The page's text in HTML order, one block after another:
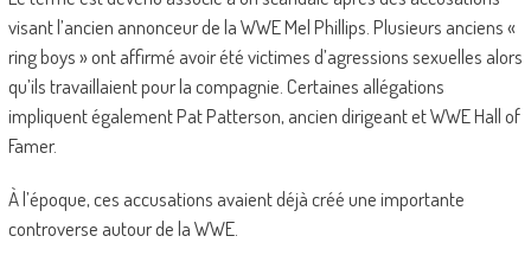
visant l’ancien annonceur de la WWE Mel Phillips. Plusieurs anciens «
ring boys » ont affirmé avoir été victimes d’agressions sexuelles alors
qu’ils travaillaient pour la compagnie. Certaines allégations
impliquent également Pat Patterson, ancien dirigeant et WWE Hall of
Famer.
À l’époque, ces accusations avaient déjà créé une importante
controverse autour de la WWE.